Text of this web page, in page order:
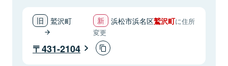
鷲沢町 浜松市浜名区鷲沢町に住所
変更
431-2104